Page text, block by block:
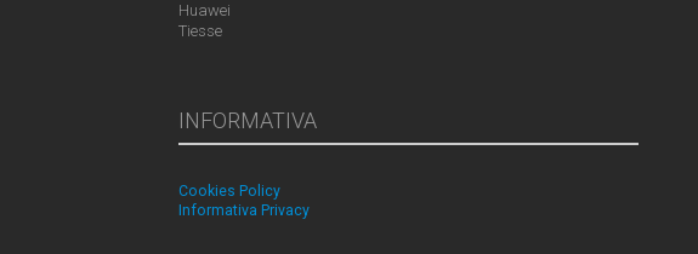
Huawei
Tiesse
INFORMATIVA
Cookies Policy
Informativa Privacy